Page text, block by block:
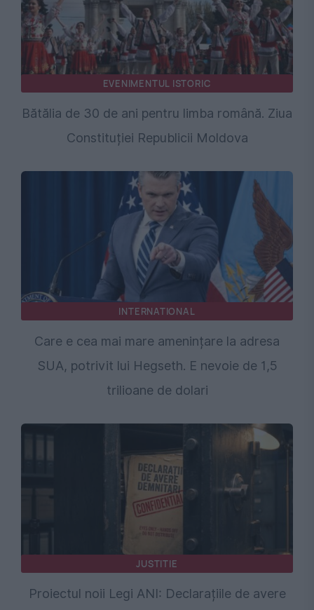
EVENIMENTUL ISTORIC
Bătălia de 30 de ani pentru limba română. Ziua
Constituției Republicii Moldova
INTERNATIONAL
Care e cea mai mare amenințare la adresa
SUA, potrivit lui Hegseth. E nevoie de 1,5
trilioane de dolari
JUSTITIE
Proiectul noii Legi ANI: Declarațiile de avere